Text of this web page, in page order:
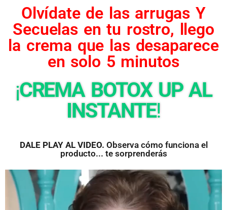
Olvídate de las arrugas Y
Secuelas en tu rostro, llego
la crema que las desaparece
en solo 5 minutos
¡CREMA BOTOX UP AL
INSTANTE!
DALE PLAY AL VIDEO. Observa cómo funciona el
producto... te sorprenderás